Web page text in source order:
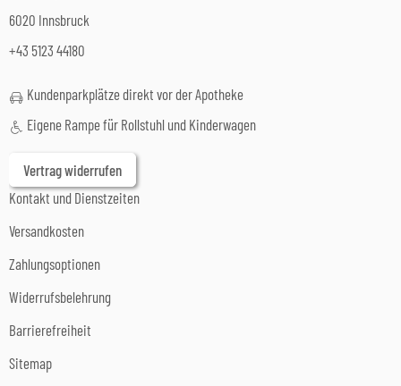
6020 Innsbruck
+43 5123 44180
Kundenparkplätze direkt vor der Apotheke
Eigene Rampe für Rollstuhl und Kinderwagen
Vertrag widerrufen
Kontakt und Dienstzeiten
Versandkosten
Zahlungsoptionen
Widerrufsbelehrung
Barrierefreiheit
Sitemap